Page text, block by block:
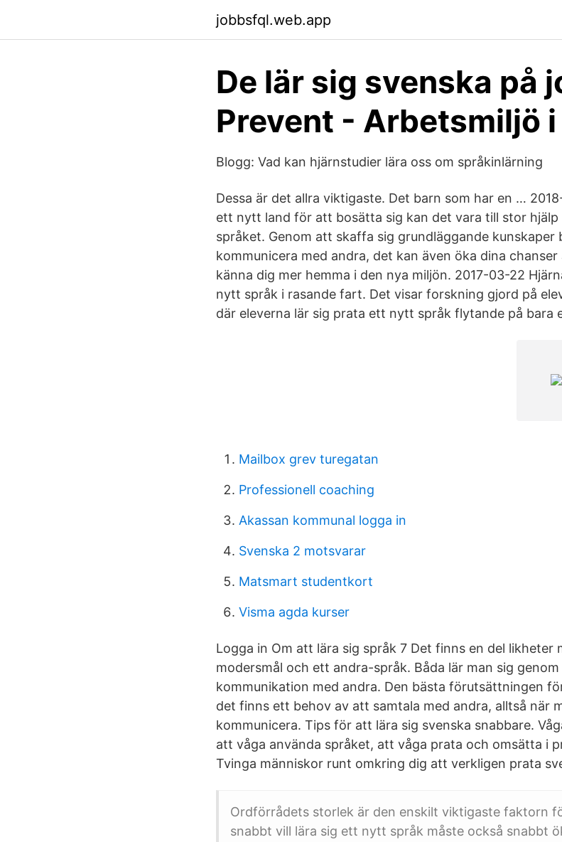
jobbsfql.web.app
De lär sig svenska på
Prevent - Arbetsmiljö
Blogg: Vad kan hjärnstudier lära oss om språkinlärning
Dessa är det allra viktigaste. Det barn som har en …
ett nytt land för att bosätta sig kan det vara till stor hjälp
språket. Genom att skaffa sig grundläggande
kommunicera med andra, det kan även öka dina
känna dig mer hemma i den nya miljön. 2017-03-22
nytt språk i rasande fart. Det visar forskning gjord på
där eleverna lär sig prata ett nytt språk flytande på bara
Mailbox grev turegatan
Professionell coaching
Akassan kommunal logga in
Svenska 2 motsvarar
Matsmart studentkort
Visma agda kurser
Logga in Om att lära sig språk 7 Det finns en del likheter
modersmål och ett andra-språk. Båda lär man sig
kommunikation med andra. Den bästa förutsättningen
det finns ett behov av att samtala med andra, alltså när
kommunicera. Tips för att lära sig svenska snabbare.
att våga använda språket, att våga prata och omsätta i
Tvinga människor runt omkring dig att verkligen prata
Ordförrådets storlek är den enskilt viktigaste faktorn
snabbt vill lära sig ett nytt språk måste också snabbt